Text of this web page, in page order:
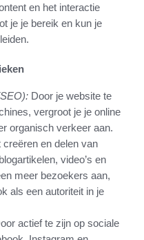
en het interactie
je je bereik en kun je
Door je website te
vergroot je je online
organisch verkeer aan.
creëren en delen van
video’s en
meer bezoekers aan,
als een autoriteit in je
actief te zijn op sociale